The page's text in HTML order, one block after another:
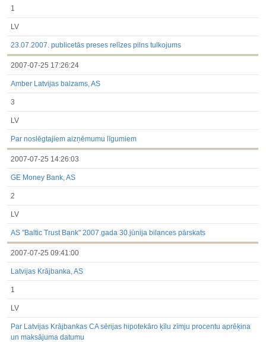
dalībvalsts tiesību aktiem
Līdz 2017.03.01
Finanšu pārskati
Informācija par akcionāru sapulcēm
1
LV
23.07.2007. publicetās preses relīzes pilns tulkojums
2007-07-25 17:26:24
Amber Latvijas balzams, AS
3
LV
Par noslēgtajiem aizņēmumu līgumiem
2007-07-25 14:26:03
GE Money Bank, AS
2
LV
AS "Baltic Trust Bank" 2007.gada 30.jūnija bilances pārskats
2007-07-25 09:41:00
Latvijas Krājbanka, AS
1
LV
Par Latvijas Krājbankas CA sērijas hipotekāro ķīlu zīmju procentu aprēķina
un maksājuma datumu